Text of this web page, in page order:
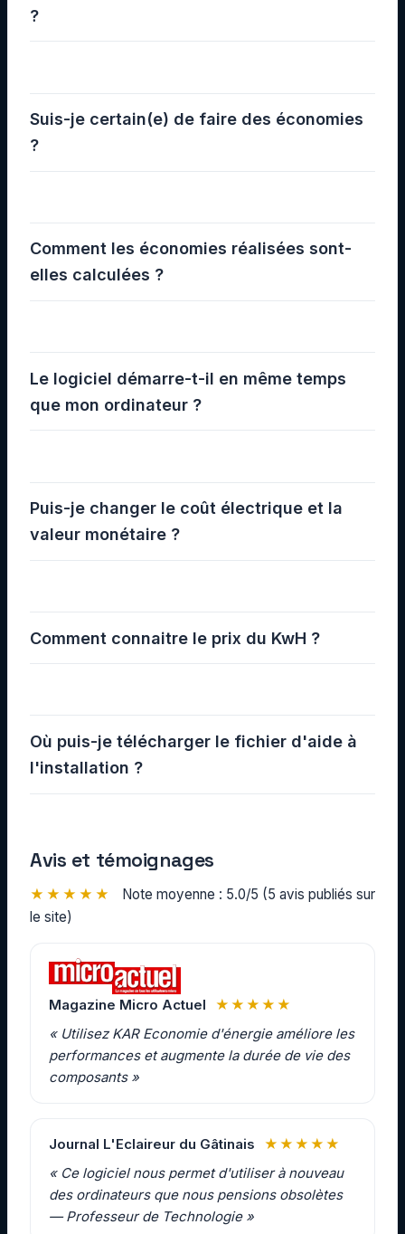
?
Suis-je certain(e) de faire des économies
?
Comment les économies réalisées sont-
elles calculées ?
Le logiciel démarre-t-il en même temps
que mon ordinateur ?
Puis-je changer le coût électrique et la
valeur monétaire ?
Comment connaitre le prix du KwH ?
Où puis-je télécharger le fichier d'aide à
l'installation ?
Avis et témoignages
★★★★★
Note moyenne : 5.0/5 (5 avis publiés sur
le site)
Magazine Micro Actuel
★★★★★
« Utilisez KAR Economie d'énergie améliore les
performances et augmente la durée de vie des
composants »
Journal L'Eclaireur du Gâtinais
★★★★★
« Ce logiciel nous permet d'utiliser à nouveau
des ordinateurs que nous pensions obsolètes
— Professeur de Technologie »